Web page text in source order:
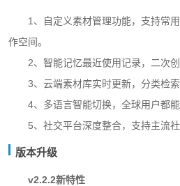
1、自定义素材管理功能，支持常
作空间。
2、智能记忆最近使用记录，二次
3、云端素材库实时更新，分类检
4、多语言智能切换，全球用户都能
5、社交平台深度整合，支持主流
版本升级
v2.2.2新特性